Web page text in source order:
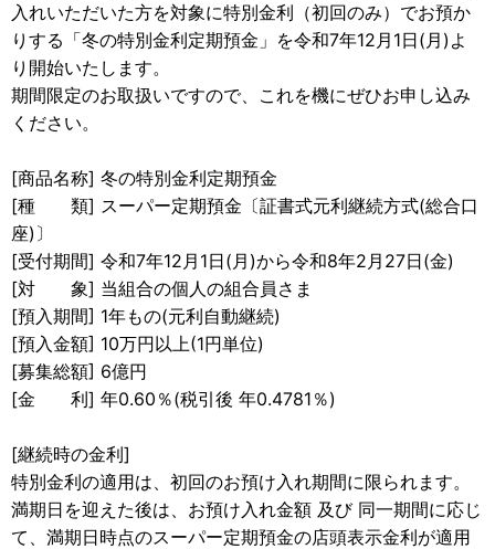
入れいただいた方を対象に特別金利（初回のみ）でお預か
りする「冬の特別金利定期預金」を令和7年12月1日(月)よ
り開始いたします。
期間限定のお取扱いですので、これを機にぜひお申し込み
ください。
[商品名称] 冬の特別金利定期預金
[種 類] スーパー定期預金〔証書式元利継続方式(総合口
座)〕
[受付期間] 令和7年12月1日(月)から令和8年2月27日(金)
[対 象] 当組合の個人の組合員さま
[預入期間] 1年もの(元利自動継続)
[預入金額] 10万円以上(1円単位)
[募集総額] 6億円
[金 利] 年0.60％(税引後 年0.4781％)
[継続時の金利]
特別金利の適用は、初回のお預け入れ期間に限られます。
満期日を迎えた後は、お預け入れ金額 及び 同一期間に応じ
て、満期日時点のスーパー定期預金の店頭表示金利が適用